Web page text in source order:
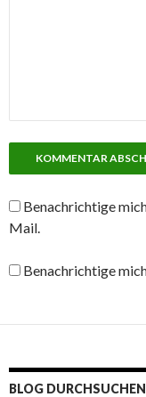
Benachrichtige
Mail.
Benachrichtige
BLOG DURCHSUCHEN